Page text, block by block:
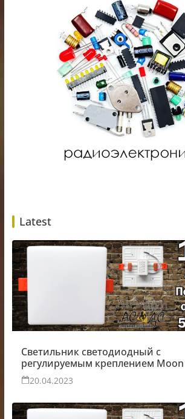
Latest
Светильник светодиодный с
регулируемым креплением Moon
20.04.2023